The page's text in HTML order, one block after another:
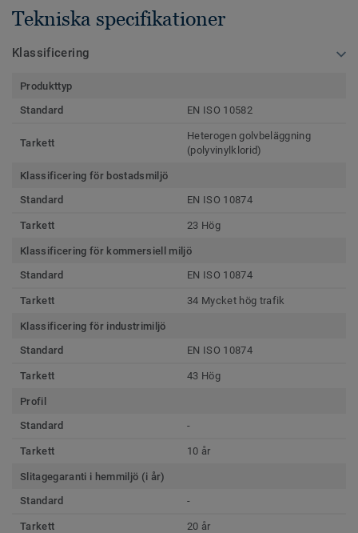
Tekniska specifikationer
Klassificering
Produkttyp
Standard
EN ISO 10582
Tarkett
Heterogen golvbeläggning
(polyvinylklorid)
Klassificering för bostadsmiljö
Standard
EN ISO 10874
Tarkett 23 Hög
Klassificering för kommersiell miljö
Standard
EN ISO 10874
Tarkett 34 Mycket hög trafik
Klassificering för industrimiljö
Standard
EN ISO 10874
Tarkett 43 Hög
Profil
Standard
-
Tarkett 10 år
Slitagegaranti i hemmiljö (i år)
Standard
-
Tarkett 20 år